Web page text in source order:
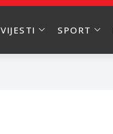
VIJESTI SPORT